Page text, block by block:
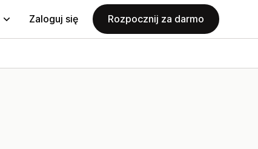
Zaloguj się Rozpocznij za darmo